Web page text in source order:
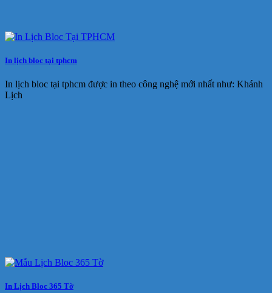
In lịch bloc tại tphcm
In lịch bloc tại tphcm được in theo công nghệ mới nhất như: Khánh
Lịch
In Lịch Bloc 365 Tờ